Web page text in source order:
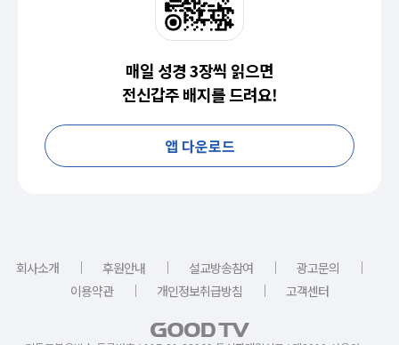
매일 성경 3장씩 읽으면
전신갑주 배지를 드려요!
앱 다운로드
회사소개 ｜ 후원안내 ｜ 설교방송참여 ｜ 광고문의
｜
이용약관
｜ 개인정보취급방침 ｜ 고객센터